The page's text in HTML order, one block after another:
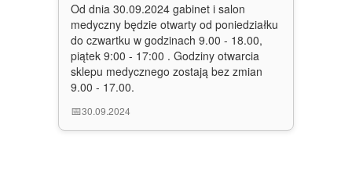
Od dnia 30.09.2024 gabinet i salon
medyczny będzie otwarty od poniedziałku
do czwartku w godzinach 9.00 - 18.00,
piątek 9:00 - 17:00 . Godziny otwarcia
sklepu medycznego zostają bez zmian
9.00 - 17.00.
📅30.09.2024